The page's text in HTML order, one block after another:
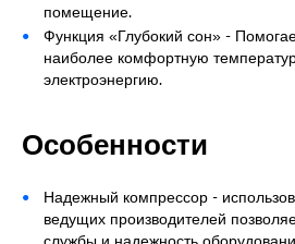
помещение.
Функция «Глубокий сон» -
наиболее комфортную
электроэнергию.
Особенности
Надежный компрессор -
ведущих производителей
службы и надежность